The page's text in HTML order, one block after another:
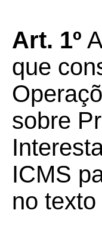
Art. 1º
que
sobre
ICMS
no